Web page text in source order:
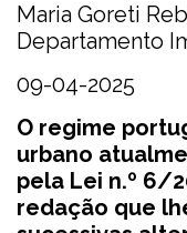
Maria Goreti
Departamento
09-04-2025
O regime
urbano
pela Lei n.º 6/
redação que